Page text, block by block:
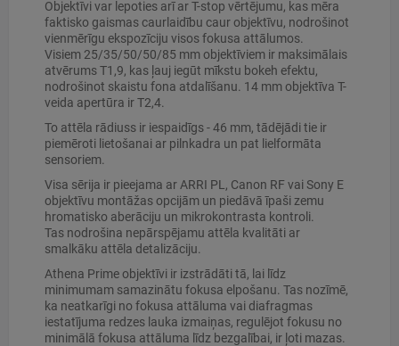
Objektīvi var lepoties arī ar T-stop vērtējumu, kas mēra
faktisko gaismas caurlaidību caur objektīvu, nodrošinot
vienmērīgu ekspozīciju visos fokusa attālumos.
Visiem 25/35/50/50/85 mm objektīviem ir maksimālais
atvērums T1,9, kas ļauj iegūt mīkstu bokeh efektu,
nodrošinot skaistu fona atdalīšanu. 14 mm objektīva T-
veida apertūra ir T2,4.
To attēla rādiuss ir iespaidīgs - 46 mm, tādējādi tie ir
piemēroti lietošanai ar pilnkadra un pat lielformāta
sensoriem.
Visa sērija ir pieejama ar ARRI PL, Canon RF vai Sony E
objektīvu montāžas opcijām un piedāvā īpaši zemu
hromatisko aberāciju un mikrokontrasta kontroli.
Tas nodrošina nepārspējamu attēla kvalitāti ar
smalkāku attēla detalizāciju.
Athena Prime objektīvi ir izstrādāti tā, lai līdz
minimumam samazinātu fokusa elpošanu. Tas nozīmē,
ka neatkarīgi no fokusa attāluma vai diafragmas
iestatījuma redzes lauka izmaiņas, regulējot fokusu no
minimālā fokusa attāluma līdz bezgalībai, ir ļoti mazas.